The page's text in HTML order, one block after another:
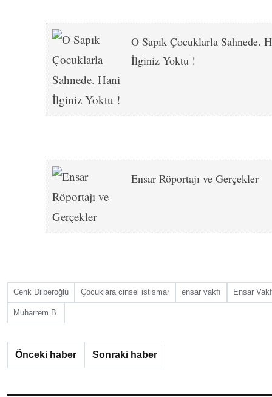
O Sapık Çocuklarla Sahnede.
İlginiz Yoktu !
Ensar Röportajı ve Gerçekler
Cenk Dilberoğlu Çocuklara cinsel istismar ensar vakfı Ensar
Muharrem B.
Önceki haber Sonraki haber